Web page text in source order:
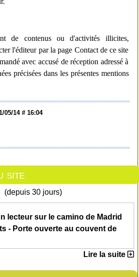
de contenus ou d'activités illicites,
l'éditeur par la page Contact de ce site
avec accusé de réception adressé à
précisées dans les présentes mentions
05/14 # 16:04
site
(depuis 30 jours)
lecteur sur le camino de Madrid
- Porte ouverte au couvent de
Lire la suite